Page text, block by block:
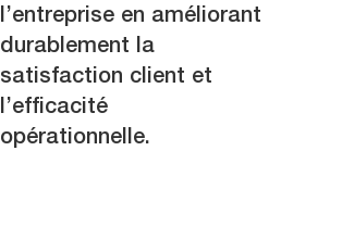
l’entreprise en améliorant
durablement la
satisfaction client et
l’efficacité
opérationnelle.